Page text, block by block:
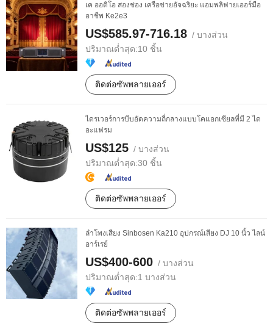
เค ออดิโอ สองช่อง เครือข่ายอัจฉริยะ แอมพลิฟายเออร์มือ
อาชีพ Ke2e3
US$585.97-716.18 / บางส่วน
ปริมาณต่ำสุด:10 ชิ้น
ติดต่อซัพพลายเออร์
ไดรเวอร์การบีบอัดความถี่กลางแบบโคแอกเซียลที่มี 2 ได
อะแฟรม
US$125 / บางส่วน
ปริมาณต่ำสุด:30 ชิ้น
ติดต่อซัพพลายเออร์
ลำโพงเสียง Sinbosen Ka210 อุปกรณ์เสียง DJ 10 นิ้ว ไลน์
อาร์เรย์
US$400-600 / บางส่วน
ปริมาณต่ำสุด:1 บางส่วน
ติดต่อซัพพลายเออร์